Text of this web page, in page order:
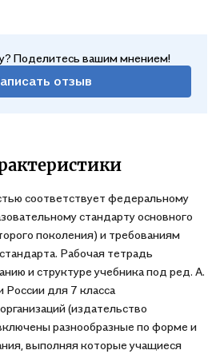
Поделитесь вашим мнением!
отзыв
соответствует федеральному
стандарту основного
поколения) и требованиям
Рабочая тетрадь
и структуре учебника под ред. А.
России для 7 класса
(издательство
разнообразные по форме и
выполняя которые учащиеся